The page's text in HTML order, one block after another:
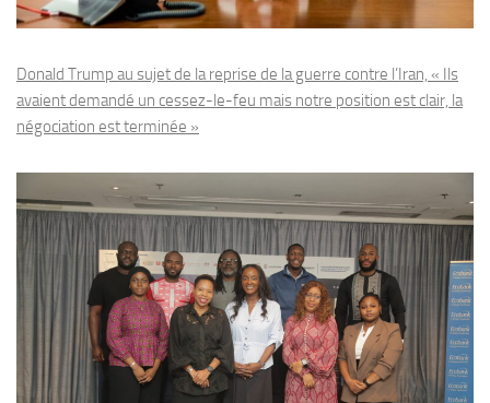
Donald Trump au sujet de la reprise de la guerre contre l’Iran, « Ils
avaient demandé un cessez-le-feu mais notre position est clair, la
négociation est terminée »